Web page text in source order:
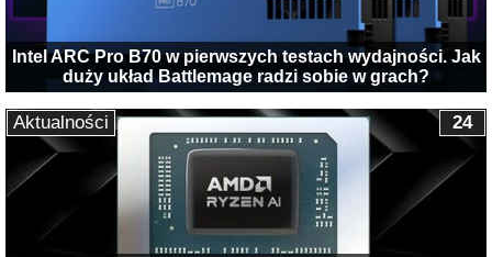
Intel ARC Pro B70 w pierwszych testach wydajności. Jak
duży układ Battlemage radzi sobie w grach?
24
Aktualności